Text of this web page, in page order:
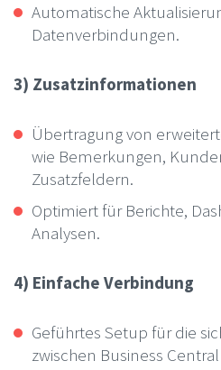
Automatische
Datenverbindungen.
3) Zusatzinformationen
Übertragung von
wie Bemerkungen,
Zusatzfeldern.
Optimiert für Berichte,
Analysen.
4) Einfache Verbindung
Geführtes Setup für die
zwischen Business